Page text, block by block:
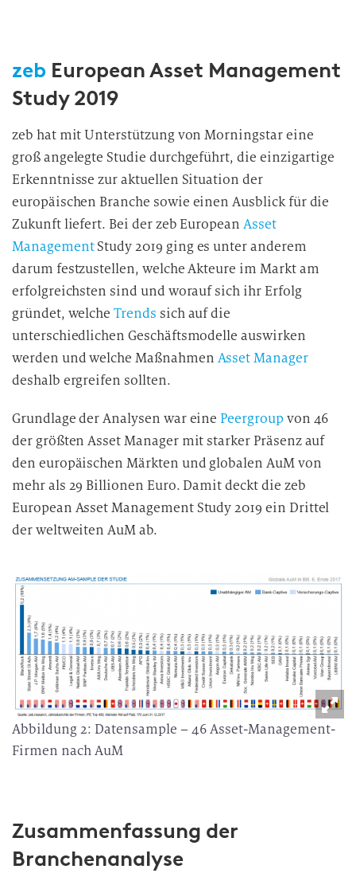
zeb European Asset Management
Study 2019
zeb hat mit Unterstützung von Morningstar eine
groß angelegte Studie durchgeführt, die einzigartige
Erkenntnisse zur aktuellen Situation der
europäischen Branche sowie einen Ausblick für die
Zukunft liefert. Bei der zeb European Asset
ManagementStudy 2019 ging es unter anderem
darum festzustellen, welche Akteure im Markt am
erfolgreichsten sind und worauf sich ihr Erfolg
gründet, welcheTrends sich auf die
unterschiedlichen Geschäftsmodelle auswirken
werden und welche Maßnahmen Asset Manager
deshalb ergreifen sollten.
Grundlage der Analysen war einePeergroup von 46
der größten Asset Manager mit starker Präsenz auf
den europäischen Märkten und globalen AuM von
mehr als 29 Billionen Euro. Damit deckt die zeb
European Asset Management Study 2019 ein Drittel
der weltweiten AuM ab.
Abbildung 2: Datensample – 46 Asset-Management-
Firmen nach AuM
Zusammenfassung der
Branchenanalyse